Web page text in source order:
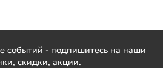
событий - подпишитесь на наши
скидки, акции.